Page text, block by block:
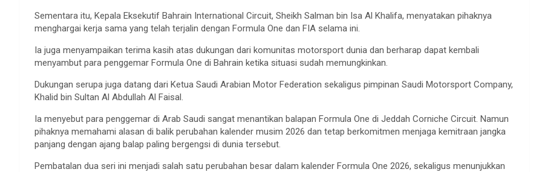
Sementara itu, Kepala Eksekutif Bahrain International Circuit, Sheikh Salman bin Isa Al Khalifa, menyatakan pihaknya
menghargai kerja sama yang telah terjalin dengan Formula One dan FIA selama ini.
Ia juga menyampaikan terima kasih atas dukungan dari komunitas motorsport dunia dan berharap dapat kembali
menyambut para penggemar Formula One di Bahrain ketika situasi sudah memungkinkan.
Dukungan serupa juga datang dari Ketua Saudi Arabian Motor Federation sekaligus pimpinan Saudi Motorsport Company,
Khalid bin Sultan Al Abdullah Al Faisal.
Ia menyebut para penggemar di Arab Saudi sangat menantikan balapan Formula One di Jeddah Corniche Circuit. Namun
pihaknya memahami alasan di balik perubahan kalender musim 2026 dan tetap berkomitmen menjaga kemitraan jangka
panjang dengan ajang balap paling bergengsi di dunia tersebut.
Pembatalan dua seri ini menjadi salah satu perubahan besar dalam kalender Formula One 2026, sekaligus menunjukkan